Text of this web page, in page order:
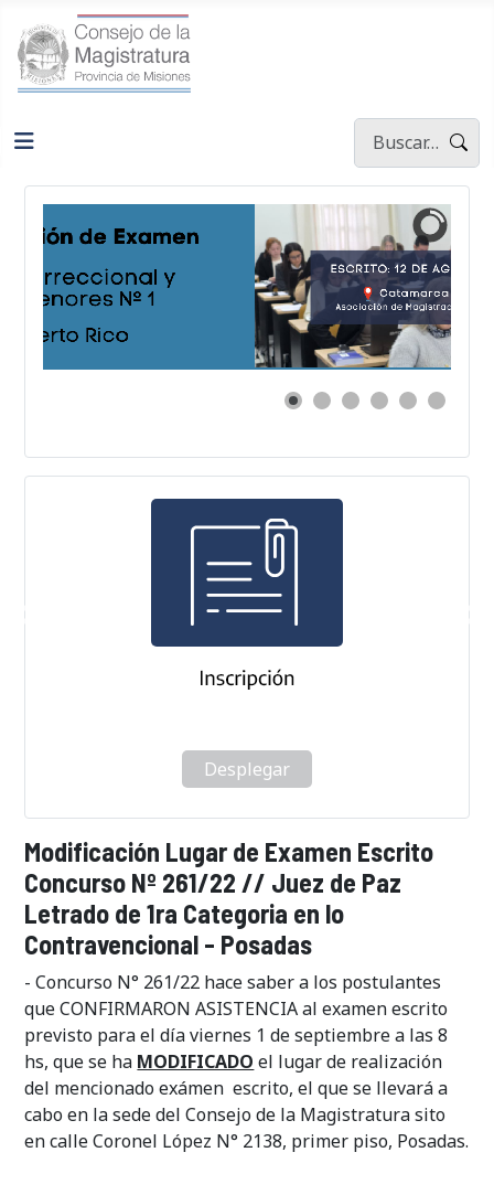
Buscar
Type 2 or more
Desplegar
Modificación Lugar de Examen Escrito
Concurso Nº 261/22 // Juez de Paz
Letrado de 1ra Categoria en lo
Contravencional - Posadas
- Concurso N° 261/22 hace saber a los postulantes
que CONFIRMARON ASISTENCIA al examen escrito
previsto para el día viernes 1 de septiembre a las 8
hs, que se ha MODIFICADO el lugar de realización
del mencionado exámen escrito, el que se llevará a
cabo en la sede del Consejo de la Magistratura sito
en calle Coronel López N° 2138, primer piso, Posadas.